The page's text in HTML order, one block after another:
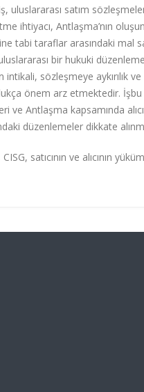
uluslararası satım
ihtiyacı, Antlaşma’nın
tabi taraflar arasındaki mal
bir hukuki
sözleşmeye aykırılık
önem arz etmektedir. İşbu
ve Antlaşma kapsamında
düzenlemeler dikkate
satıcının ve alıcının